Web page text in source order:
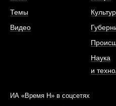
Темы
Видео
Наука
и
ИА «Время Н» в соцсетях